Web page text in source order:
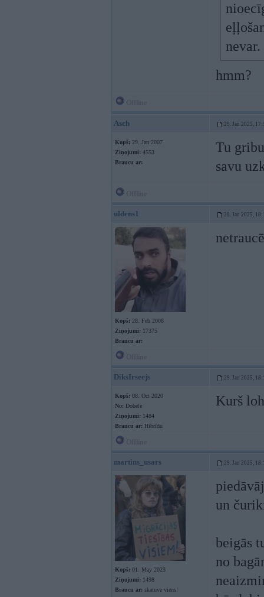
hmm?
Asch 29. Jan 2025,
Kopš: 29. Jan 2007
Ziņojumi: 4553
Braucu ar:
Tu
savu
uldens1 29. Jan 2025,
Kopš: 28. Feb 2008
Ziņojumi: 17375
Braucu ar:
DiksIrseejs 29. Jan 2025,
Kopš: 08. Oct 2020
No: Dobele
Ziņojumi: 1484
Braucu ar: Hibrīdu
Kurš
martins_usars 29. Jan 2025,
Kopš: 01. May 2023
Ziņojumi: 1498
Braucu ar: skatuve viens!
un
beigās
no